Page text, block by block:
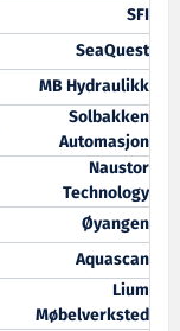
SFI
SeaQuest
MB Hydraulikk
Solbakken
Automasjon
Naustor
Technology
Øyangen
Aquascan
Lium
Møbelverksted